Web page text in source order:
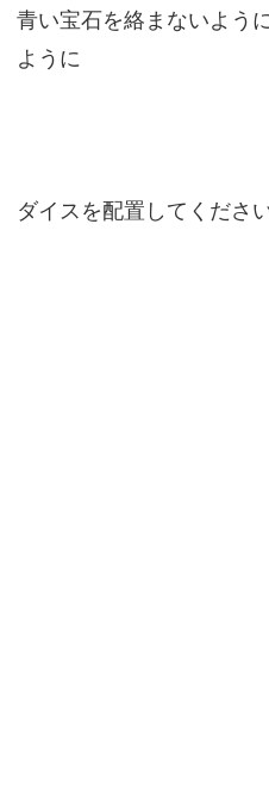
青い宝石を絡まないよう
ように
ダイスを配置してくださ